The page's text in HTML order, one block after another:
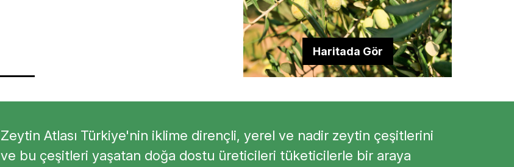
Haritada Gör
Zeytin Atlası Türkiye'nin iklime dirençli, yerel ve nadir zeytin çeşitlerini
ve bu çeşitleri yaşatan doğa dostu üreticileri tüketicilerle bir araya